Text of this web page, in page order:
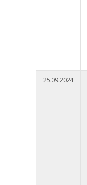
25.09.2024